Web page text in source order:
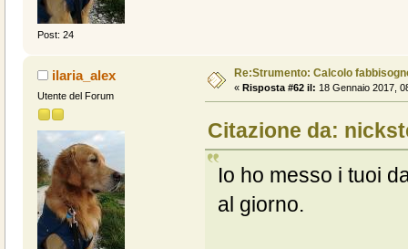
Post: 24
ilaria_alex
Utente del Forum
Re:Strumento: Calcolo
« Risposta #62 il: 18 Gennaio 2017,
Citazione da:
Io ho messo i tuoi
al giorno.